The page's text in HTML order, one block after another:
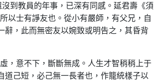
到教員的年事，已深有同感。延君壽《須
以士有諍友也。從小有嚴師，有父兄，自
，此而無密友以婉致或明告之，其昏背
，意不下，斷斷無成。人生才智稍稍上于
道己短，必己無一長者也，作籠統樣子以